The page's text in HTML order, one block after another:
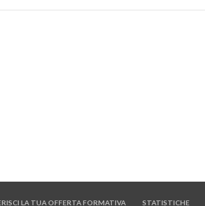
LA TUA OFFERTA FORMATIVA STATISTICHE